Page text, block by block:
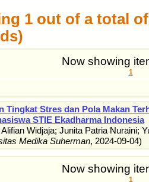
1 out of a total
Now showing
1
Tingkat Stres dan Pola Makan
STIE Ekadharma Indonesia
Widjaja; Junita Patria Nuraini;
Medika Suherman, 2024-09-04)
Now showing
1